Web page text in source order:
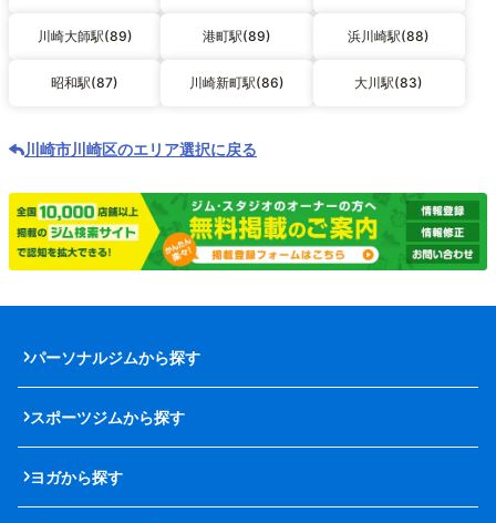
川崎大師駅(89) 港町駅(89) 浜川崎駅(88)
昭和駅(87) 川崎新町駅(86) 大川駅(83)
川崎市川崎区のエリア選択に戻る
パーソナルジムから探す
スポーツジムから探す
ヨガから探す